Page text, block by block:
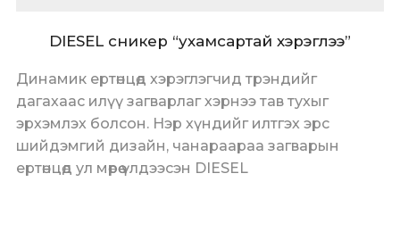
DIESEL сникер “ухамсартай хэрэглээ”
Динамик ертөнцөд хэрэглэгчид трэндийг
дагахаас илүү загварлаг хэрнээ тав тухыг
эрхэмлэх болсон. Нэр хүндийг илтгэх эрс
шийдэмгий дизайн, чанараараа загварын
ертөнцөд ул мөрөө үлдээсэн DIESEL